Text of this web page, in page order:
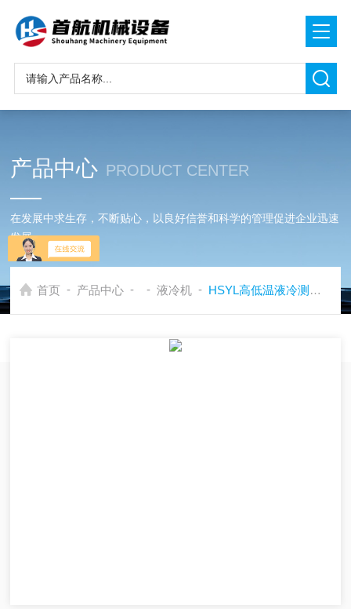
产品中心 PRODUCT CENTER
在发展中求生存，不断贴心，以良好信誉和科学的管理促进企业迅速
发展
首页 - 产品中心 - - 液冷机 - HSYL高低温液冷测试机